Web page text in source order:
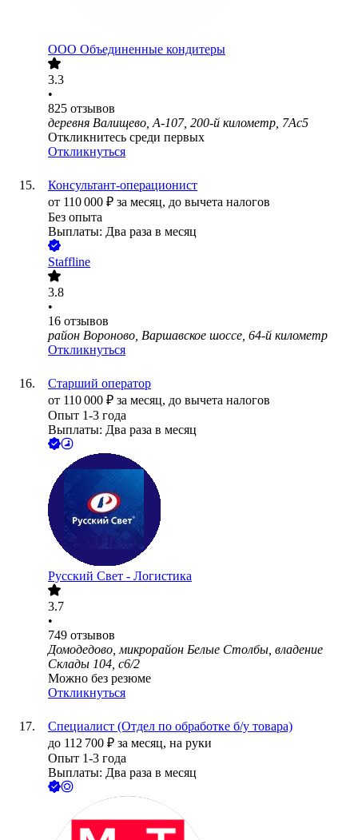
ООО Объединенные кондитеры
3.3
•
825 отзывов
деревня Валищево, А-107, 200-й километр, 7Ас5
Откликнитесь среди первых
Откликнуться
Консультант-операционист
от 110 000 ₽ за месяц, до вычета налогов
Без опыта
Выплаты: Два раза в месяц
Staffline
3.8
•
16 отзывов
район Вороново, Варшавское шоссе, 64-й километр
Откликнуться
Старший оператор
от 110 000 ₽ за месяц, до вычета налогов
Опыт 1-3 года
Выплаты: Два раза в месяц
Русский Свет - Логистика
3.7
•
749 отзывов
Домодедово, микрорайон Белые Столбы, владение
Склады 104, с6/2
Можно без резюме
Откликнуться
Специалист (Отдел по обработке б/у товара)
до 112 700 ₽ за месяц, на руки
Опыт 1-3 года
Выплаты: Два раза в месяц